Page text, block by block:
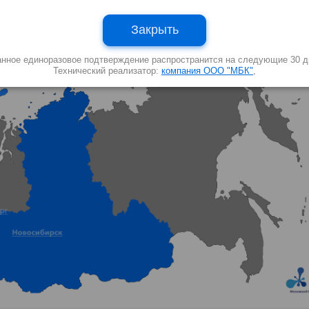
Закрыть
единоразовое подтверждение распространится на следующие 30
Технический реализатор: компания ООО "МБК"